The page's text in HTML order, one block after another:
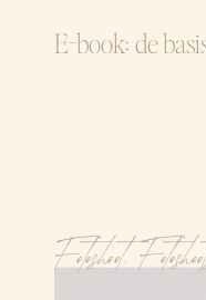
E-book: de
Fotoshoot,